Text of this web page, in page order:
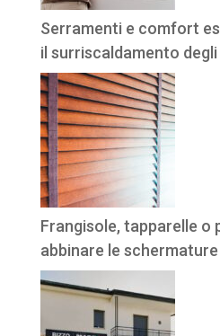
Serramenti e comfort
il surriscaldamento
Frangisole, tapparelle o
abbinare le